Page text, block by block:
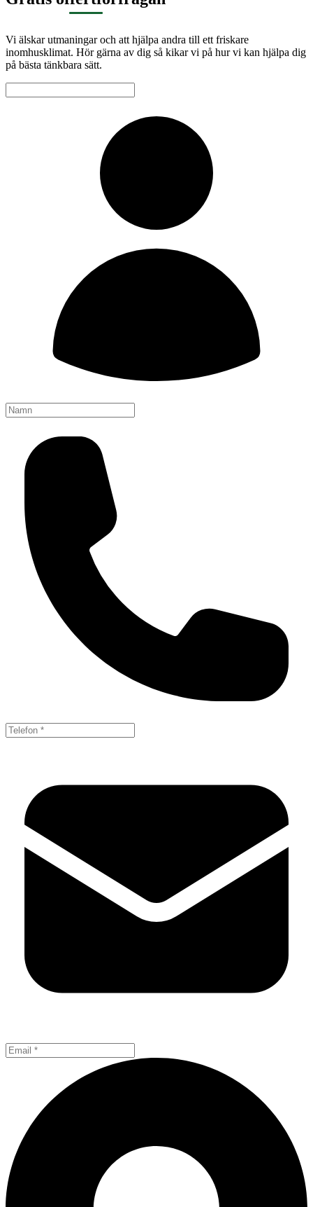
Vi älskar utmaningar och att hjälpa andra till ett friskare
inomhusklimat. Hör gärna av dig så kikar vi på hur vi kan hjälpa dig
på bästa tänkbara sätt.